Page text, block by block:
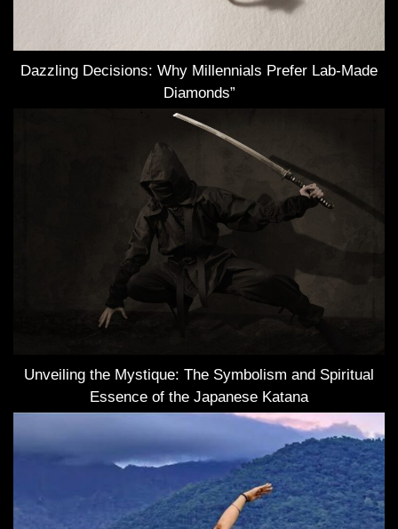
Dazzling Decisions: Why Millennials Prefer Lab-Made
Diamonds”
Unveiling the Mystique: The Symbolism and Spiritual
Essence of the Japanese Katana